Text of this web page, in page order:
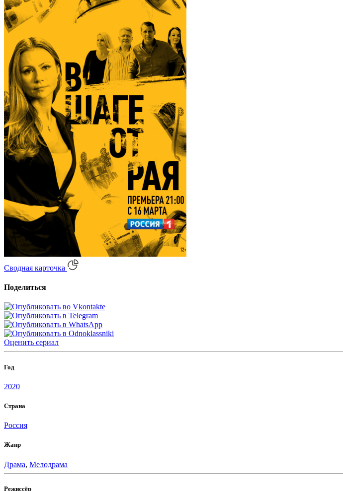
Сводная карточка
Поделиться
Оценить сериал
Год
2020
Страна
Россия
Жанр
Драма, Мелодрама
Режиссёр